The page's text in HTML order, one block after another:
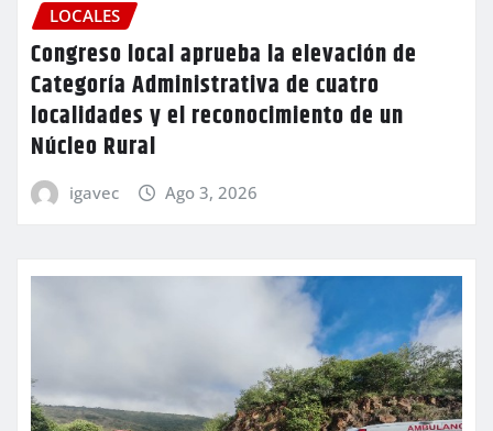
LOCALES
Congreso local aprueba la elevación de
Categoría Administrativa de cuatro
localidades y el reconocimiento de un
Núcleo Rural
igavec Ago 3, 2026